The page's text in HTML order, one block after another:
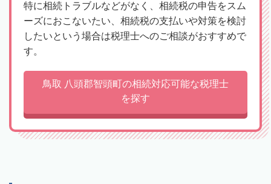
特に相続トラブルなどがなく、相続税の申告をスム
ーズにおこないたい、相続税の支払いや対策を検討
したいという場合は税理士へのご相談がおすすめで
す。
鳥取 八頭郡智頭町の相続対応可能な税理士
を探す